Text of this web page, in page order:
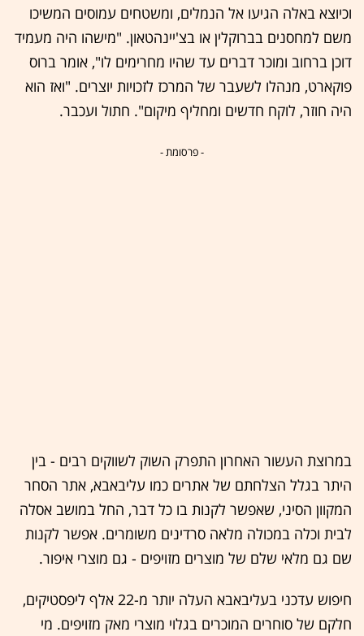
וכיוצא באלה הגיעו אל הנמלים, ומשטחים עמוסים המשיכו
משם למחסנים בברוקלין או בצ'יינהטאון. "מישהו היה מעמיד
דוכן ברחוב ומוכר דברים עד שהיו מחרימים לו", אומר ברוס
פוקארט, מנהלו לשעבר של המרכז לזכויות יוצרים. "ואז הוא
היה חוזר, לוקח חדשים ומחליף מיקום". חתול ועכבר.
- פרסומת -
במרוצת העשור האחרון התפרק השוק לשווקים רבים - בין
היתר בגלל הצלחתם של אתרים כמו עליבאבא, אתר הסחר
המקוון הסיני, שאפשר לקנות בו כל דבר, החל במושב אסלה
לבית וכלה במכולה מלאה סרדינים משומרים. אפשר לקנות
שם גם מלאי שלם של מוצרים מזויפים - גם מוצרי איפור.
חיפוש עדכני בעליבאבא העלה יותר מ-22 אלף ליפסטיקים,
חלקם של סוחרים המוכרים בגלוי מוצרי מאק מזויפים. מי